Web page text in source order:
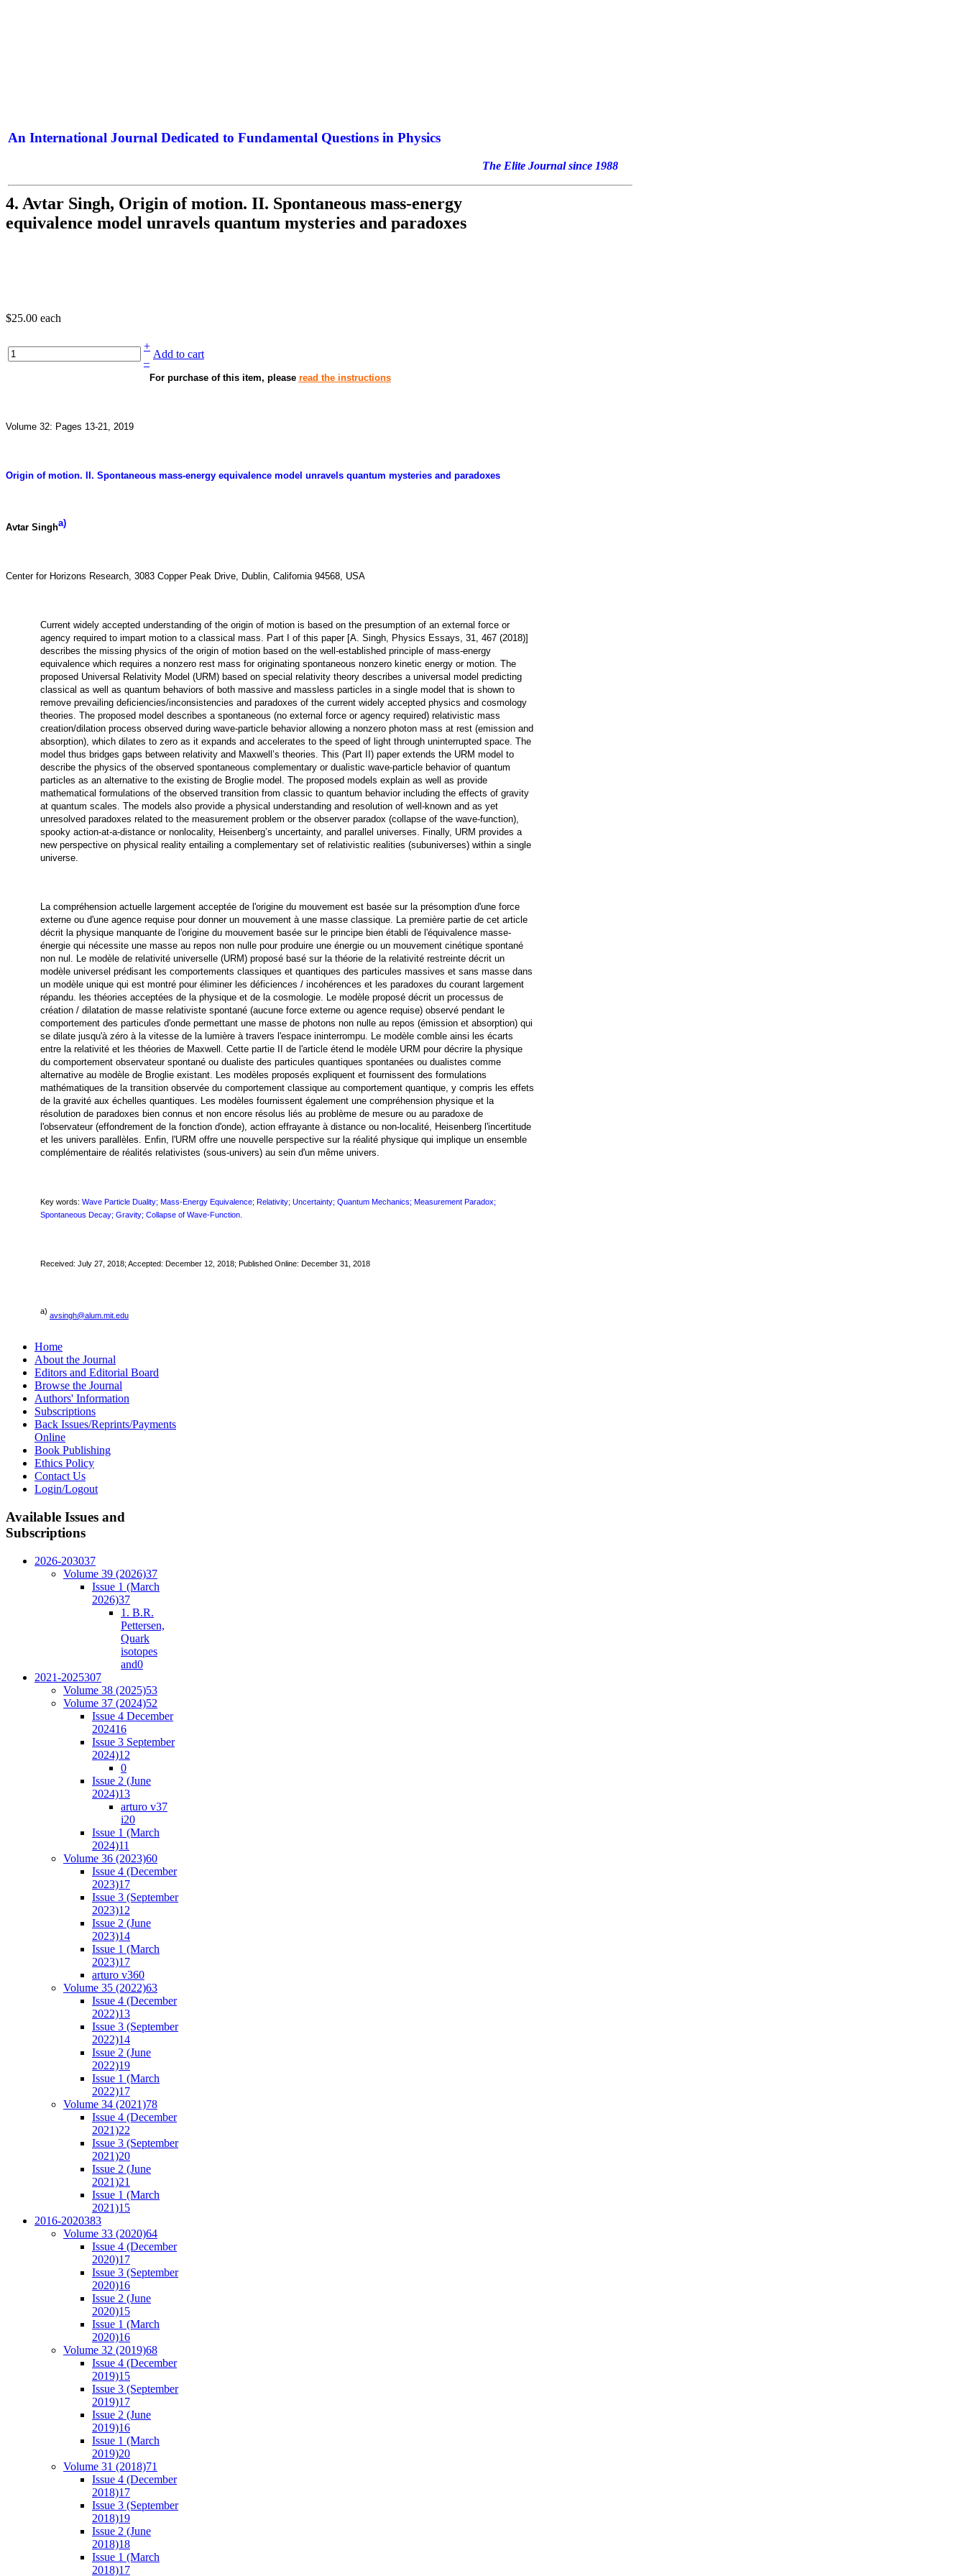
An International Journal Dedicated to Fundamental Questions in Physics
The Elite Journal since 1988
4. Avtar Singh, Origin of motion. II. Spontaneous mass-energy
equivalence model unravels quantum mysteries and paradoxes
$25.00 each
+
Add to cart
–
For purchase of this item, please read the instructions
Volume 32: Pages 13-21, 2019
Origin of motion. II. Spontaneous mass-energy equivalence model unravels quantum mysteries and paradoxes
Avtar Singha)
Center for Horizons Research, 3083 Copper Peak Drive, Dublin, California 94568, USA
Current widely accepted understanding of the origin of motion is based on the presumption of an external force or
agency required to impart motion to a classical mass. Part I of this paper [A. Singh, Physics Essays, 31, 467 (2018)]
describes the missing physics of the origin of motion based on the well-established principle of mass-energy
equivalence which requires a nonzero rest mass for originating spontaneous nonzero kinetic energy or motion. The
proposed Universal Relativity Model (URM) based on special relativity theory describes a universal model predicting
classical as well as quantum behaviors of both massive and massless particles in a single model that is shown to
remove prevailing deficiencies/inconsistencies and paradoxes of the current widely accepted physics and cosmology
theories. The proposed model describes a spontaneous (no external force or agency required) relativistic mass
creation/dilation process observed during wave-particle behavior allowing a nonzero photon mass at rest (emission and
absorption), which dilates to zero as it expands and accelerates to the speed of light through uninterrupted space. The
model thus bridges gaps between relativity and Maxwell’s theories. This (Part II) paper extends the URM model to
describe the physics of the observed spontaneous complementary or dualistic wave-particle behavior of quantum
particles as an alternative to the existing de Broglie model. The proposed models explain as well as provide
mathematical formulations of the observed transition from classic to quantum behavior including the effects of gravity
at quantum scales. The models also provide a physical understanding and resolution of well-known and as yet
unresolved paradoxes related to the measurement problem or the observer paradox (collapse of the wave-function),
spooky action-at-a-distance or nonlocality, Heisenberg’s uncertainty, and parallel universes. Finally, URM provides a
new perspective on physical reality entailing a complementary set of relativistic realities (subuniverses) within a single
universe.
La compréhension actuelle largement acceptée de l'origine du mouvement est basée sur la présomption d'une force
externe ou d'une agence requise pour donner un mouvement à une masse classique. La première partie de cet article
décrit la physique manquante de l'origine du mouvement basée sur le principe bien établi de l'équivalence masse-
énergie qui nécessite une masse au repos non nulle pour produire une énergie ou un mouvement cinétique spontané
non nul. Le modèle de relativité universelle (URM) proposé basé sur la théorie de la relativité restreinte décrit un
modèle universel prédisant les comportements classiques et quantiques des particules massives et sans masse dans
un modèle unique qui est montré pour éliminer les déficiences / incohérences et les paradoxes du courant largement
répandu. les théories acceptées de la physique et de la cosmologie. Le modèle proposé décrit un processus de
création / dilatation de masse relativiste spontané (aucune force externe ou agence requise) observé pendant le
comportement des particules d'onde permettant une masse de photons non nulle au repos (émission et absorption) qui
se dilate jusqu'à zéro à la vitesse de la lumière à travers l'espace ininterrompu. Le modèle comble ainsi les écarts
entre la relativité et les théories de Maxwell. Cette partie II de l'article étend le modèle URM pour décrire la physique
du comportement observateur spontané ou dualiste des particules quantiques spontanées ou dualistes comme
alternative au modèle de Broglie existant. Les modèles proposés expliquent et fournissent des formulations
mathématiques de la transition observée du comportement classique au comportement quantique, y compris les effets
de la gravité aux échelles quantiques. Les modèles fournissent également une compréhension physique et la
résolution de paradoxes bien connus et non encore résolus liés au problème de mesure ou au paradoxe de
l'observateur (effondrement de la fonction d'onde), action effrayante à distance ou non-localité, Heisenberg l'incertitude
et les univers parallèles. Enfin, l'URM offre une nouvelle perspective sur la réalité physique qui implique un ensemble
complémentaire de réalités relativistes (sous-univers) au sein d'un même univers.
Key words: Wave Particle Duality; Mass-Energy Equivalence; Relativity; Uncertainty; Quantum Mechanics; Measurement Paradox;
Spontaneous Decay; Gravity; Collapse of Wave-Function.
Received: July 27, 2018; Accepted: December 12, 2018; Published Online: December 31, 2018
a)
avsingh@alum.mit.edu
Home
About the Journal
Editors and Editorial Board
Browse the Journal
Authors' Information
Subscriptions
Back Issues/Reprints/Payments
Online
Book Publishing
Ethics Policy
Contact Us
Login/Logout
Available Issues and
Subscriptions
2026-203037
Volume 39 (2026)37
Issue 1 (March
2026)37
1. B.R.
Pettersen,
Quark
isotopes
and0
2021-2025307
Volume 38 (2025)53
Volume 37 (2024)52
Issue 4 December
202416
Issue 3 September
2024)12
0
Issue 2 (June
2024)13
arturo v37
i20
Issue 1 (March
2024)11
Volume 36 (2023)60
Issue 4 (December
2023)17
Issue 3 (September
2023)12
Issue 2 (June
2023)14
Issue 1 (March
2023)17
arturo v360
Volume 35 (2022)63
Issue 4 (December
2022)13
Issue 3 (September
2022)14
Issue 2 (June
2022)19
Issue 1 (March
2022)17
Volume 34 (2021)78
Issue 4 (December
2021)22
Issue 3 (September
2021)20
Issue 2 (June
2021)21
Issue 1 (March
2021)15
2016-2020383
Volume 33 (2020)64
Issue 4 (December
2020)17
Issue 3 (September
2020)16
Issue 2 (June
2020)15
Issue 1 (March
2020)16
Volume 32 (2019)68
Issue 4 (December
2019)15
Issue 3 (September
2019)17
Issue 2 (June
2019)16
Issue 1 (March
2019)20
Volume 31 (2018)71
Issue 4 (December
2018)17
Issue 3 (September
2018)19
Issue 2 (June
2018)18
Issue 1 (March
2018)17